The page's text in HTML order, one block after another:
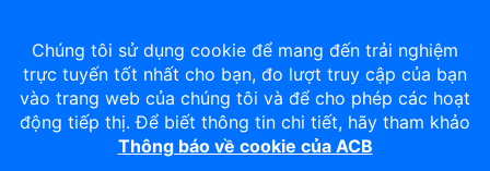
Chúng tôi sử dụng cookie để mang đến trải nghiệm
trực tuyến tốt nhất cho bạn, đo lượt truy cập của bạn
vào trang web của chúng tôi và để cho phép các hoạt
động tiếp thị. Để biết thông tin chi tiết, hãy tham khảo
Thông báo về cookie của ACB